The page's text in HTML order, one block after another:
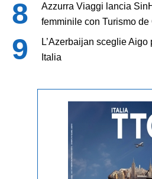
Azzurra Viaggi lancia
femminile con Turismo de
L’Azerbaijan sceglie
Italia